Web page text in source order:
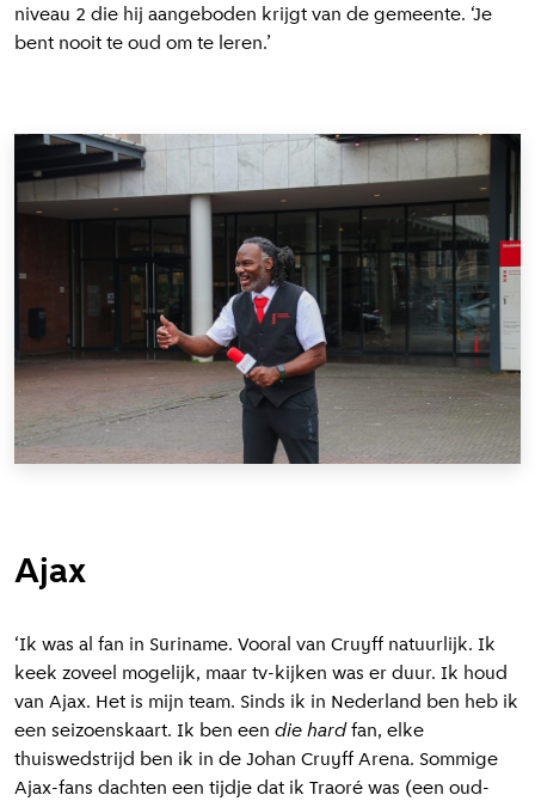
niveau 2 die hij aangeboden krijgt van de gemeente. ‘Je
bent nooit te oud om te leren.’
Ajax
‘Ik was al fan in Suriname. Vooral van Cruyff natuurlijk. Ik
keek zoveel mogelijk, maar tv-kijken was er duur. Ik houd
van Ajax. Het is mijn team. Sinds ik in Nederland ben heb ik
een seizoenskaart. Ik ben een die hardfan, elke
thuiswedstrijd ben ik in de Johan Cruyff Arena. Sommige
Ajax-fans dachten een tijdje dat ik Traoré was (een oud-